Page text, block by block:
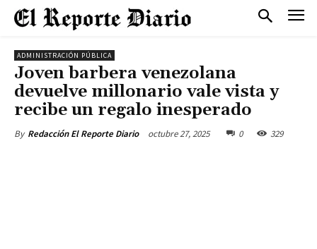
ADMINISTRACIÓN PÚBLICA
Joven barbera venezolana
devuelve millonario vale vista y
recibe un regalo inesperado
By Redacción El Reporte Diario octubre 27, 2025 0 329